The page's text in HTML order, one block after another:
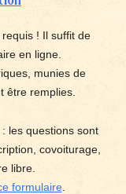
! Il suffit de
en ligne.
munies de
être remplies.
les questions sont
covoiturage,
libre.
formulaire.